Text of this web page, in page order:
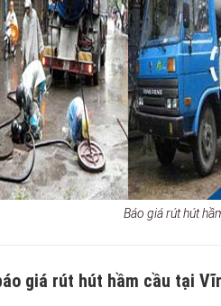
Báo giá rút hút
giá rút hút hầm cầu tại